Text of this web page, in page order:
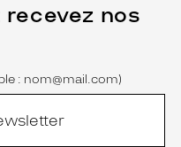
nos
: nom@mail.com)